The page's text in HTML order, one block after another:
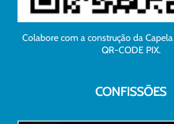
Colabore com a construção da Capela
QR-CODE PIX.
CONFISSÕES